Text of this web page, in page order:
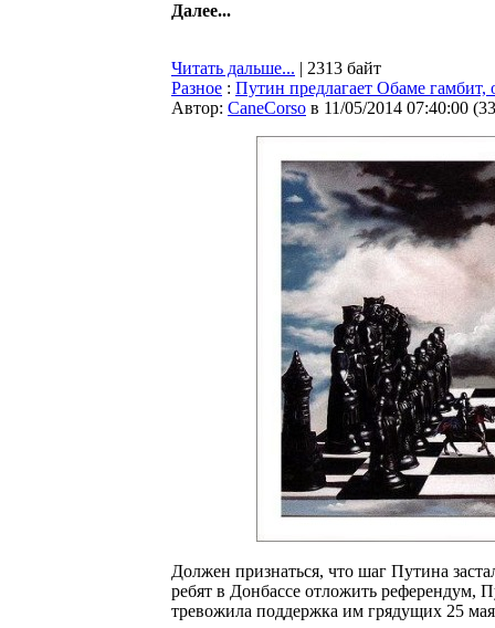
Далее...
Читать дальше... | 2313 байт
Разное : Путин предлагает Обаме гамбит,
Автор: CaneCorso в 11/05/2014 07:40:00 (
Должен признаться, что шаг Путина
ребят в Донбассе отложить референдум,
тревожила поддержка им грядущих 25